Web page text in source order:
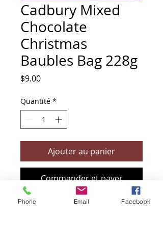
Cadbury Mixed
Chocolate
Christmas
Baubles Bag 228g
$9.00Prix
Quantité *
Ajouter au panier
Commander et payer
Phone Email Facebook